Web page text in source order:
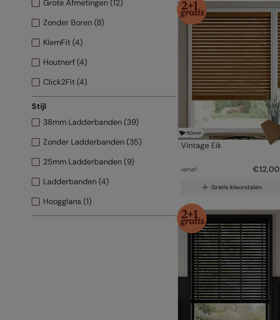
Grote Afmetingen (12)
Zonder Boren (8)
KlemFit(4)
Houtnerf(4)
Click2Fit(4)
Stijl
38mm Ladderbanden (39)
Zonder Ladderbanden (35)
25mm Ladderbanden (9)
Ladderbanden (4)
Hoogglans (1)
50mm
Vintage Eik
vanaf: €12,00
Gratis kleurstalen